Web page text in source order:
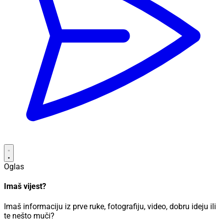
Oglas
Imaš vijest?
Imaš informaciju iz prve ruke, fotografiju, video, dobru ideju ili
te nešto muči?